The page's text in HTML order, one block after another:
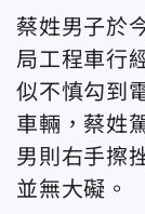
蔡姓男子於
局工程車行
似不慎勾到
車輛，蔡姓
男則右手擦
並無大礙。